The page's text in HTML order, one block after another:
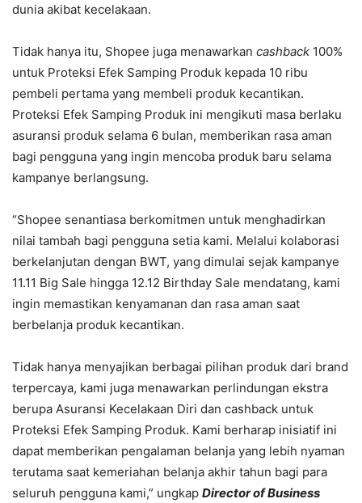
dunia akibat kecelakaan.
Tidak hanya itu, Shopee juga menawarkan cashback 100%
untuk Proteksi Efek Samping Produk kepada 10 ribu
pembeli pertama yang membeli produk kecantikan.
Proteksi Efek Samping Produk ini mengikuti masa berlaku
asuransi produk selama 6 bulan, memberikan rasa aman
bagi pengguna yang ingin mencoba produk baru selama
kampanye berlangsung.
“Shopee senantiasa berkomitmen untuk menghadirkan
nilai tambah bagi pengguna setia kami. Melalui kolaborasi
berkelanjutan dengan BWT, yang dimulai sejak kampanye
11.11 Big Sale hingga 12.12 Birthday Sale mendatang, kami
ingin memastikan kenyamanan dan rasa aman saat
berbelanja produk kecantikan.
Tidak hanya menyajikan berbagai pilihan produk dari brand
terpercaya, kami juga menawarkan perlindungan ekstra
berupa Asuransi Kecelakaan Diri dan cashback untuk
Proteksi Efek Samping Produk. Kami berharap inisiatif ini
dapat memberikan pengalaman belanja yang lebih nyaman
terutama saat kemeriahan belanja akhir tahun bagi para
seluruh pengguna kami,” ungkap Director of Business